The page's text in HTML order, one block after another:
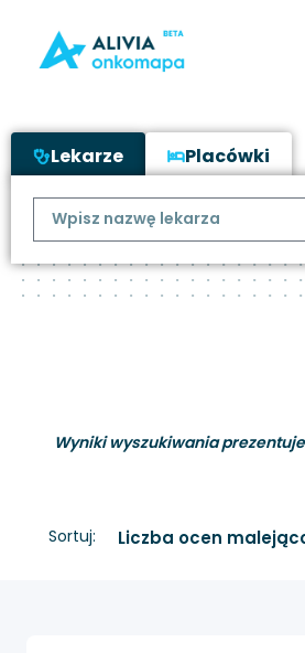
Lekarze Placówki
Wyniki wyszukiwania
Sortuj: